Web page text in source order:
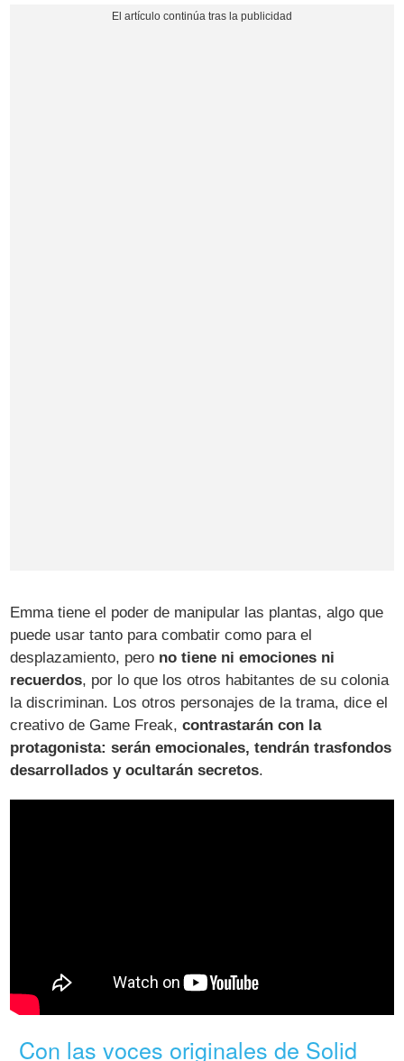
Emma tiene el poder de manipular las plantas, algo que
puede usar tanto para combatir como para el
desplazamiento, pero no tiene ni emociones ni
recuerdos, por lo que los otros habitantes de su colonia
la discriminan. Los otros personajes de la trama, dice el
creativo de Game Freak,contrastarán con la
protagonista: serán emocionales, tendrán trasfondos
desarrollados y ocultarán secretos.
Con las voces originales de Solid